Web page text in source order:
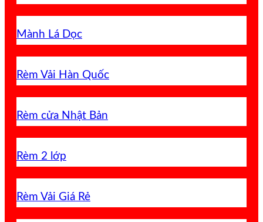
Mành Lá Dọc
Rèm Vải Hàn Quốc
Rèm cửa Nhật Bản
Rèm 2 lớp
Rèm Vải Giá Rẻ